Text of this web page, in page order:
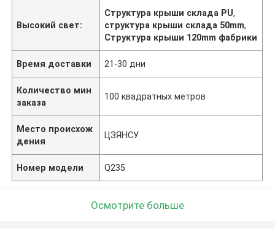
Высокий свет:
Структура крыши склада PU,
структура крыши склада 50mm,
Структура крыши 120mm фабрики
Время доставки 21-30 дни
Количество мин
заказа
100 квадратных метров
Место происхож
дения
ЦЗЯНСУ
Номер модели Q235
Осмотрите больше